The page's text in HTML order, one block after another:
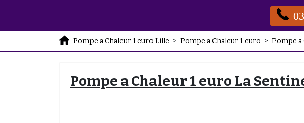
Pompe a Chaleur 1 euro Lille > Pompe a Chaleur 1 euro > Pompe a
Pompe a Chaleur 1 euro La